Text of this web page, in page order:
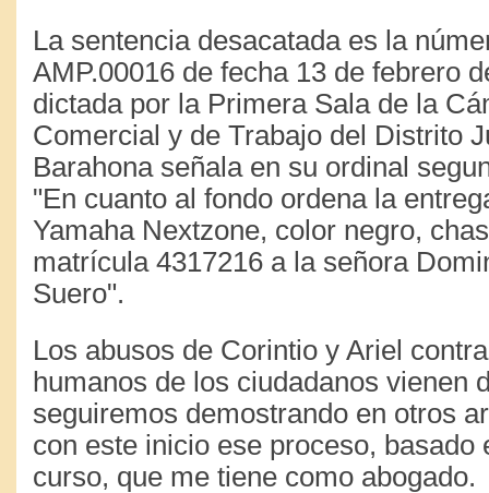
La sentencia desacatada es la
AMP.00016 de fecha 13 de febrero
dictada por la Primera Sala de la
Comercial y de Trabajo del Distrito
Barahona señala en su ordinal
"En cuanto al fondo ordena la
Yamaha Nextzone, color negro,
matrícula 4317216 a la señora
Suero".
Los abusos de Corintio y Ariel
humanos de los ciudadanos vienen
seguiremos demostrando en otros
con este inicio ese proceso, basado
curso, que me tiene como abogado.